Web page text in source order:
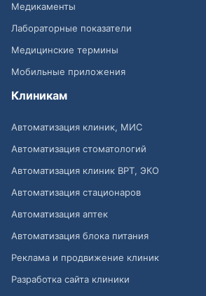
Медикаменты
Лабораторные показатели
Медицинские термины
Мобильные приложения
Клиникам
Автоматизация клиник, МИС
Автоматизация стоматологий
Автоматизация клиник ВРТ, ЭКО
Автоматизация стационаров
Автоматизация аптек
Автоматизация блока питания
Реклама и продвижение клиник
Разработка сайта клиники